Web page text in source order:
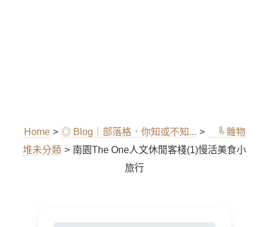
Home > ◎ Blog｜部落格．你知或不知... >
╚ 雜物
堆未分類 > 南園The One人文休閒客棧(1)慢活美食小
旅行